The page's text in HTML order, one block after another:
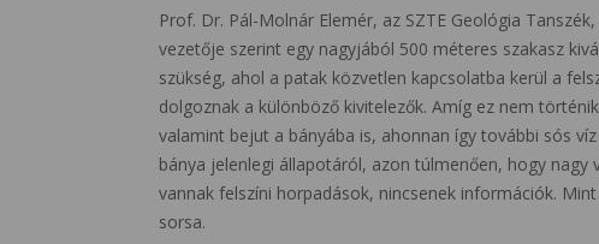
Prof. Dr. Pál-Molnár Elemér, az SZTE Geológia
vezetője szerint egy nagyjából 500 méteres szakasz
szükség, ahol a patak közvetlen kapcsolatba kerül a
dolgoznak a különböző kivitelezők. Amíg ez nem
valamint bejut a bányába is, ahonnan így további sós
bánya jelenlegi állapotáról, azon túlmenően, hogy
vannak felszíni horpadások, nincsenek információk.
sorsa.